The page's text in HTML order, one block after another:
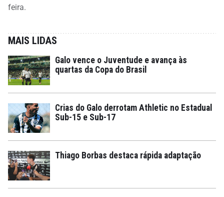
feira.
MAIS LIDAS
Galo vence o Juventude e avança às
quartas da Copa do Brasil
Crias do Galo derrotam Athletic no Estadual
Sub-15 e Sub-17
Thiago Borbas destaca rápida adaptação